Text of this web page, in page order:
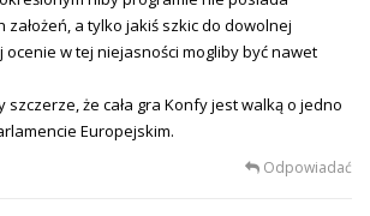
a tylko jakiś szkic do dowolnej
w tej niejasności mogliby być nawet
że cała gra Konfy jest walką o jedno
Europejskim.
Odpowiadać